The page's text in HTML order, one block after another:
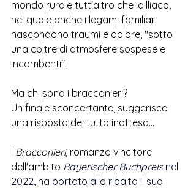
mondo rurale tutt'altro che idilliaco,
nel quale anche i legami familiari
nascondono traumi e dolore, "sotto
una coltre di atmosfere sospese e
incombenti".
Ma chi sono i bracconieri?
Un finale sconcertante, suggerisce
una risposta del tutto inattesa...
I Bracconieri, romanzo vincitore
dell'ambito Bayerischer Buchpreis nel
2022, ha portato alla ribalta il suo